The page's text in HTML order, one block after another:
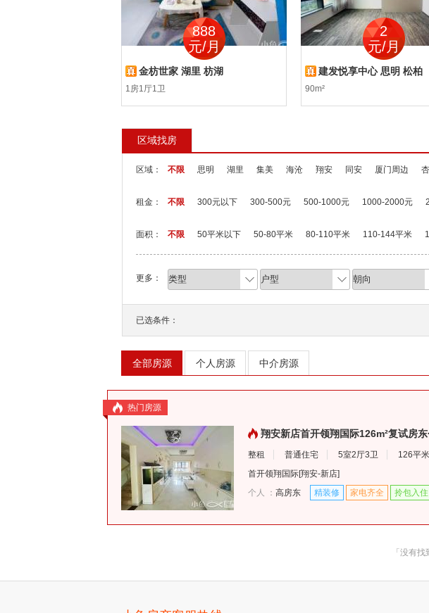
888
元/月
金枋世家 湖里 枋湖
1房1厅1卫
2
元/月
建发悦享中心 思明 松柏
90m²
区域找房
区域： 不限 思明 湖里 集美 海沧 翔安 同安 厦门周边
租金： 不限 300元以下 300-500元 500-1000元 1000-2000元
面积： 不限 50平米以下 50-80平米 80-110平米 110-144平米
更多：
已选条件：
全部房源 个人房源 中介房源
热门房源
翔安新店首开领翔国际126m²复试房
整租 普通住宅 5室2厅3卫 126平米
首开领翔国际[翔安-新店]
个人 ： 高房东 精装修 家电齐全 拎包入住
「没有